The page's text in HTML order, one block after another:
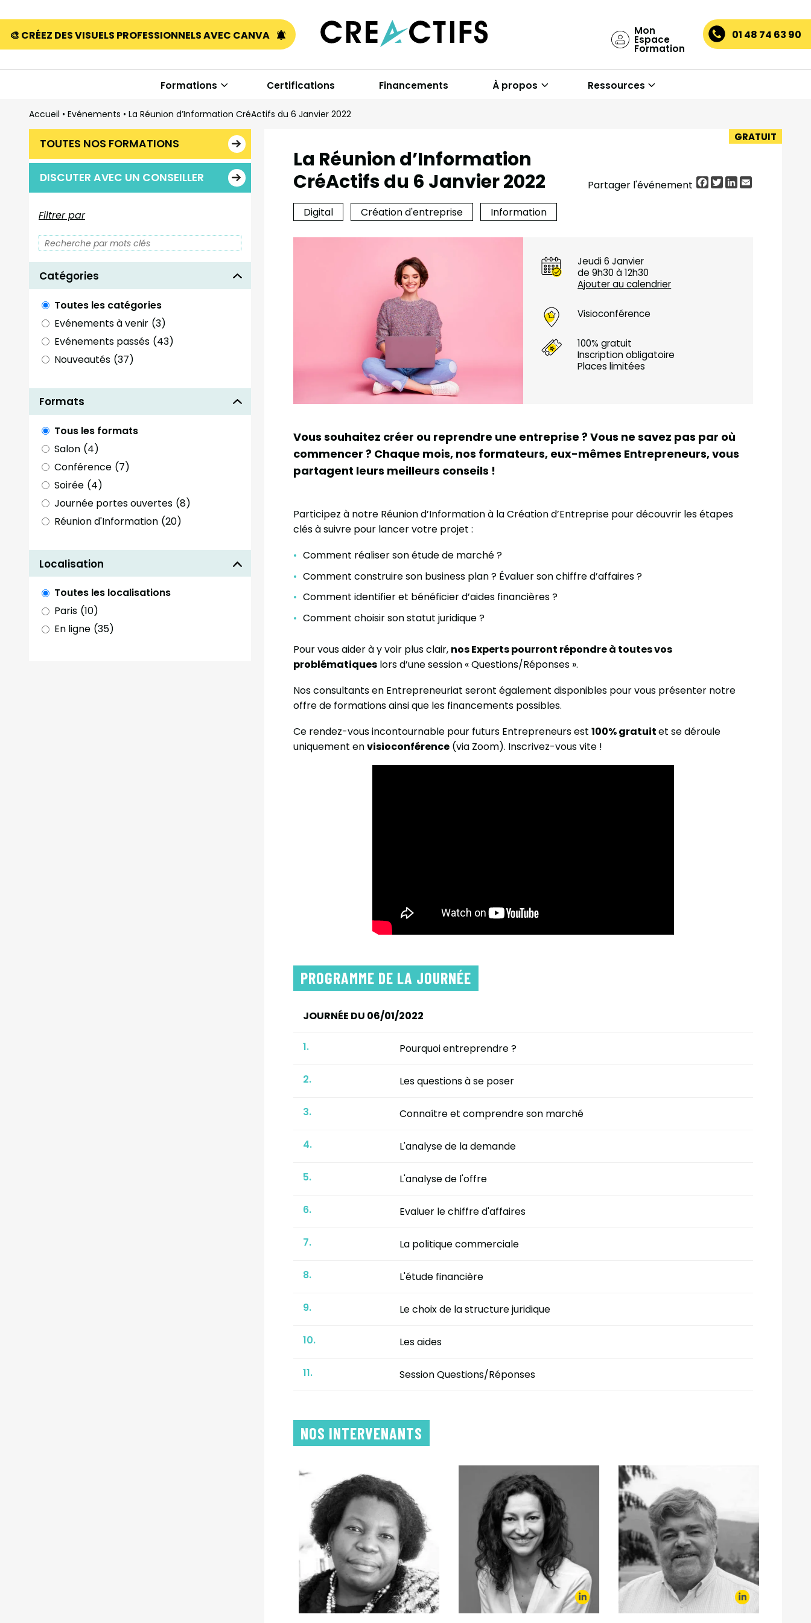
Mon
Espace
Formation
01 48 74 63 90
🎨 CRÉEZ DES VISUELS PROFESSIONNELS AVEC CANVA
Formations Certifications Financements À propos Ressources
Accueil • Evénements • La Réunion d’Information CréActifs du 6 Janvier 2022
TOUTES NOS FORMATIONS
DISCUTER AVEC UN CONSEILLER
Filtrer par
Catégories
Toutes les catégories
Evénements à venir (3)
Evénements passés (43)
Nouveautés (37)
Formats
Tous les formats
Salon (4)
Conférence (7)
Soirée (4)
Journée portes ouvertes (8)
Réunion d'Information (20)
Localisation
Toutes les localisations
Paris (10)
En ligne (35)
La Réunion d’Information
CréActifs du 6 Janvier 2022
Partager l'événement Facebook
TwitterLinkedIn
GRATUIT
Digital Création d'entreprise Information
Jeudi 6 Janvier
de 9h30 à 12h30
Ajouter au calendrier
Visioconférence
100% gratuit
Inscription obligatoire
Places limitées
Vous souhaitez créer ou reprendre une entreprise ? Vous ne savez pas par où
commencer ? Chaque mois, nos formateurs, eux-mêmes Entrepreneurs, vous
partagent leurs meilleurs conseils !
Participez à notre Réunion d’Information à la Création d’Entreprise pour découvrir les étapes
clés à suivre pour lancer votre projet :
Comment réaliser son étude de marché ?
Comment construire son business plan ? Évaluer son chiffre d’affaires ?
Comment identifier et bénéficier d’aides financières ?
Comment choisir son statut juridique ?
Pour vous aider à y voir plus clair, nos Experts pourront répondre à toutes vos
problématiques lors d’une session « Questions/Réponses ».
Nos consultants en Entrepreneuriat seront également disponibles pour vous présenter notre
offre de formations ainsi que les financements possibles.
Ce rendez-vous incontournable pour futurs Entrepreneurs est 100% gratuitet se déroule
uniquement envisioconférence (via Zoom). Inscrivez-vous vite !
PROGRAMME DE LA JOURNÉE
JOURNÉE DU 06/01/2022
1. Pourquoi entreprendre ?
2. Les questions à se poser
3. Connaître et comprendre son marché
4. L'analyse de la demande
5. L'analyse de l'offre
6. Evaluer le chiffre d'affaires
7. La politique commerciale
8. L'étude financière
9. Le choix de la structure juridique
10. Les aides
11. Session Questions/Réponses
NOS INTERVENANTS